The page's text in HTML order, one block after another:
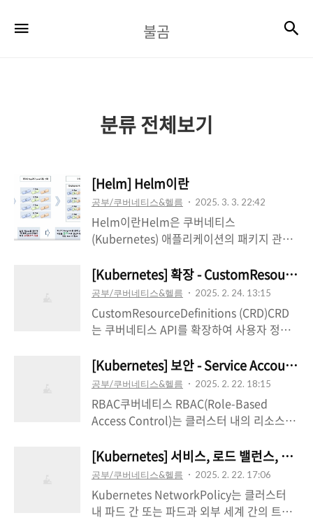
곰
불곰
분류 전체보기
[Helm] Helm이란
공부/쿠버네티스&헬름 2025. 3. 3. 22:42
Helm이란Helm은 쿠버네티스
(Kubernetes) 애플리케이션의 패키지 관리
션을 쉽게 설치, 업그레이드, 관리할 수 있도
록 도와주며, 쿠버네티스 환경에서의 소프트
웨어 배포를 간소화합니다.왜 Helm을 써야
될까Helm은 쿠버네티스 애플리케이션의 배
포와 관리를 단순화하고 효율적으로 만들어
주는 강력한 도구이기 때문입니다.Helm을
사용하지 않고도 쿠버네티스의 배포나 관리
가 가능하지만 다음과 같이 번거로움이 있습
니다.구체적으로는 다음과 같습니다.복잡한
쿠버네티스 애플리케이션 관리 단순화쿠버네
Service, Deployment 등)로 구성되며, 이들
을 개별적으로 관리하는 것은 매우 복잡한데
Helm은 이러한 리소스들을 차트(C..
[Kubernetes] 확장 -
공부/쿠버네티스&헬름 2025. 2. 24. 13:15
CustomResourceDefinitions (CRD)CRD
는 쿠버네티스 API를 확장하여 사용자 정의
사용하면 사용자는 원하는 종류의 리소스를
정의하고 해당 리소스에 대한 CRUD
(Create, Read, Update, Delete) 작업을 수
행할 수 있습니다. CRD는 쿠버네티스 API 서
버에 등록되어 관리되며 kubectl과 같은 명
령행 도구를 사용하여 상호 작용할 수 있습니
다.CRD를 사용하는 이유확장성: CRD를 사용
하면 쿠버네티스에 필요한 기능을 추가하여
확장할 수 있습니다. 쿠버네티스 자체에는 없
는 기능을 CRD를 통해 정의하고 사용할 수
[Kubernetes] 보안 - Service Account,
공부/쿠버네티스&헬름 2025. 2. 22. 18:15
RBAC쿠버네티스 RBAC(Role-Based
Access Control)는 클러스터 내의 리소스에
RBAC를 사용하면 사용자, 그룹 또는 서비스
계정(Service Account)에 특정 역할(Role)
을 부여하여 클러스터 리소스에 대한 접근 권
한을 제한할 수 있습니다.역할 (Role), 클러스
터 역할 (ClusterRole)역할은 특정 네임스페
[Kubernetes] 서비스, 로드 밸런스, 네
공부/쿠버네티스&헬름 2025. 2. 22. 17:06
Kubernetes NetworkPolicy는 클러스터
내 파드 간 또는 파드과 외부 세계 간의 트래